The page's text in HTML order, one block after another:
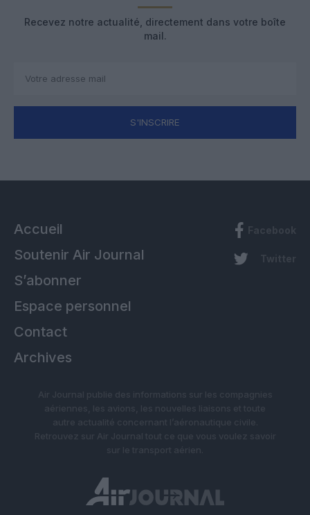
Recevez notre actualité, directement dans votre boîte
mail.
S'INSCRIRE
Accueil
Soutenir Air Journal
S’abonner
Espace personnel
Contact
Archives